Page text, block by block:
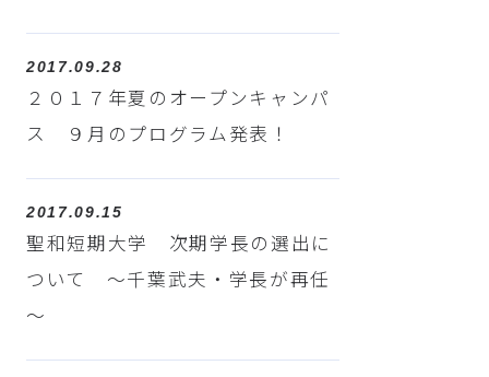
2017.09.28
２０１７年夏のオープンキャンパ
ス ９月のプログラム発表！
2017.09.15
聖和短期大学 次期学長の選出に
ついて ～千葉武夫・学長が再任
～